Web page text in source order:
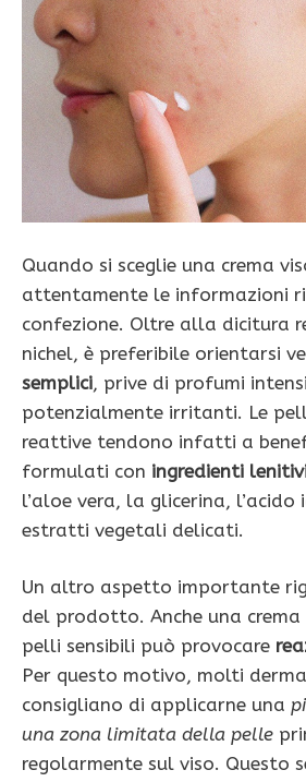
Quando si sceglie una crema
attentamente le informazioni
confezione. Oltre alla dicitura
nichel, è preferibile orientarsi
semplici, prive di profumi
potenzialmente irritanti. Le
reattive tendono infatti a
formulati con ingredienti
l’aloe vera, la glicerina, l’acido
estratti vegetali delicati.
Un altro aspetto importante
del prodotto. Anche una
pelli sensibili può provocare
Per questo motivo, molti
consigliano di applicarne una
una zona limitata della pelle
regolarmente sul viso. Questo